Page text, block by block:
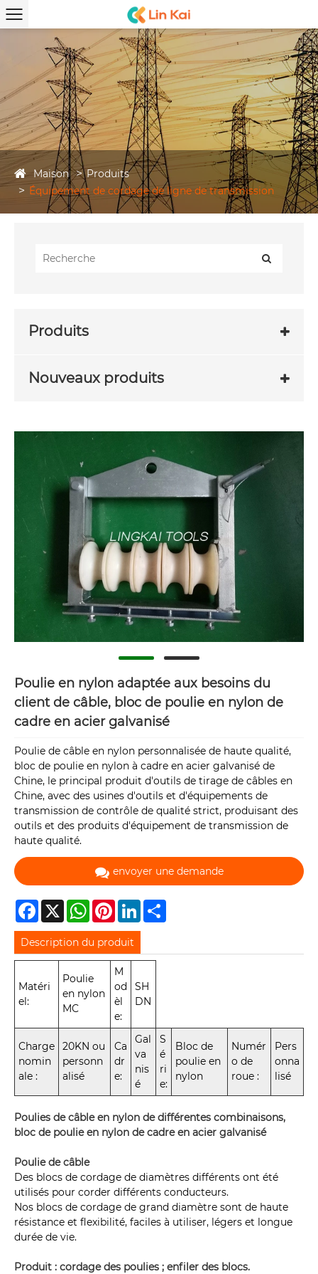
Maison
Produits
Équipement de cordage de ligne de transmission
Produits
Nouveaux produits
Poulie en nylon adaptée aux besoins du
client de câble, bloc de poulie en nylon de
cadre en acier galvanisé
Poulie de câble en nylon personnalisée de haute qualité,
bloc de poulie en nylon à cadre en acier galvanisé de
Chine, le principal produit d'outils de tirage de câbles en
Chine, avec des usines d'outils et d'équipements de
transmission de contrôle de qualité strict, produisant des
outils et des produits d'équipement de transmission de
haute qualité.
envoyer une demande
Facebook
X WhatsAppPinterestLinkedIn
Description du produit
Matéri
el:
Poulie
en nylon
MC
M
od
èl
e:
SH
DN
Charge
nomin
ale :
20KN ou
personn
alisé
Ca
dr
e:
Gal
va
nis
é
S
é
ri
e:
Bloc de
poulie en
nylon
Numér
o de
roue :
Pers
onna
lisé
Poulies de câble en nylon de différentes combinaisons,
bloc de poulie en nylon de cadre en acier galvanisé
Poulie de câble
Des blocs de cordage de diamètres différents ont été
utilisés pour corder différents conducteurs.
Nos blocs de cordage de grand diamètre sont de haute
résistance et flexibilité, faciles à utiliser, légers et longue
durée de vie.
Produit : cordage des poulies ; enfiler des blocs.